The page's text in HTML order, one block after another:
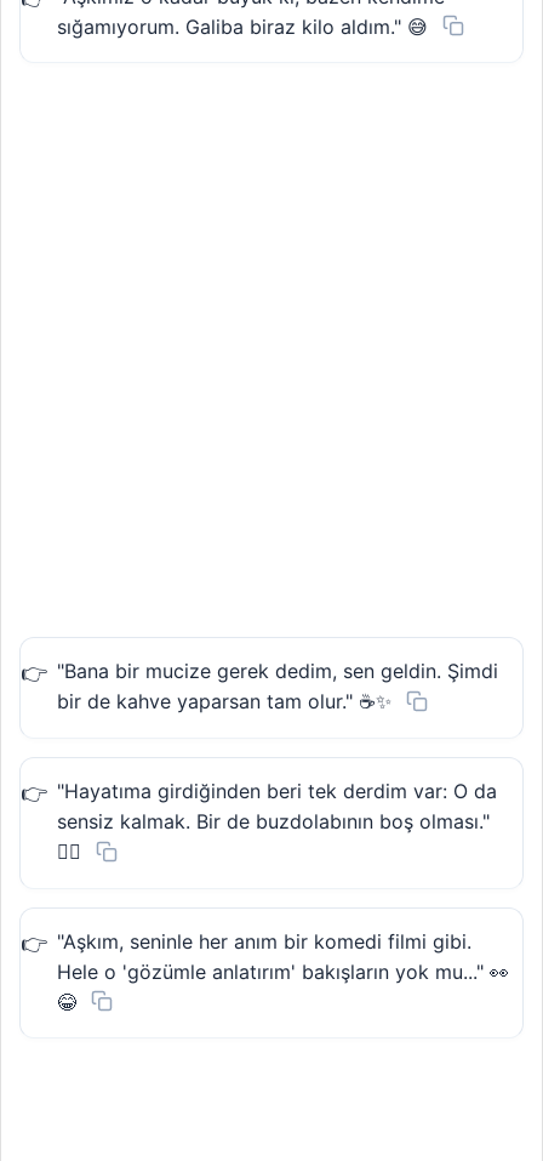
sığamıyorum. Galiba biraz kilo aldım." 😅
"Bana bir mucize gerek dedim, sen geldin. Şimdi
bir de kahve yaparsan tam olur." ☕✨
"Hayatıma girdiğinden beri tek derdim var: O da
sensiz kalmak. Bir de buzdolabının boş olması."
🤷‍♀️
"Aşkım, seninle her anım bir komedi filmi gibi.
Hele o 'gözümle anlatırım' bakışların yok mu..." 👀
😂